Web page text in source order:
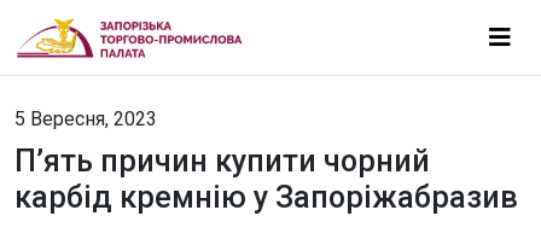
5 Вересня, 2023
П’ять причин купити чорний
карбід кремнію у Запоріжабразив